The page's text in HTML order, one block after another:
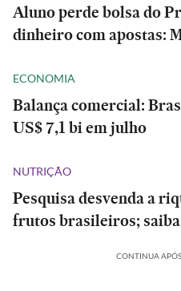
Aluno perde bolsa do
dinheiro com apostas:
ECONOMIA
Balança comercial:
US$ 7,1 bi em julho
NUTRIÇÃO
Pesquisa desvenda a
frutos brasileiros;
CONTINUA